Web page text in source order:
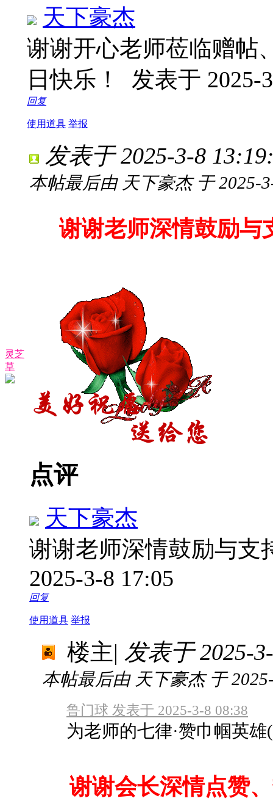
天下豪杰
谢谢开心老师莅临赠帖
日快乐！ 发表于 2025-
回复
使用道具 举报
灵芝
草
发表于 2025-3-8
本帖最后由 天下豪杰 于 2025-
谢谢老师深情鼓励与
点评
天下豪杰
谢谢老师深情鼓励与
2025-3-8 17:05
回复
使用道具 举报
楼主| 发表于 2025-
本帖最后由 天下豪杰 于
鲁门球 发表于 2025-3-8 08:38
为老师的七律·赞巾帼英
谢谢会长深情点赞